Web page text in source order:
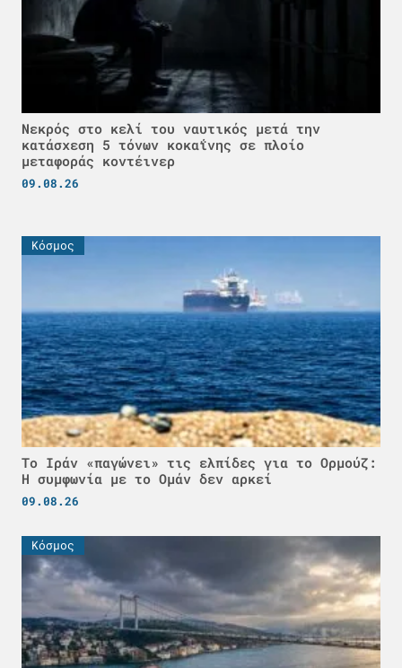
Νεκρός στο κελί του ναυτικός μετά την
κατάσχεση 5 τόνων κοκαΐνης σε πλοίο
μεταφοράς κοντέινερ
09.08.26
Κόσμος
Το Ιράν «παγώνει» τις ελπίδες για το Ορμούζ:
Η συμφωνία με το Ομάν δεν αρκεί
09.08.26
Κόσμος